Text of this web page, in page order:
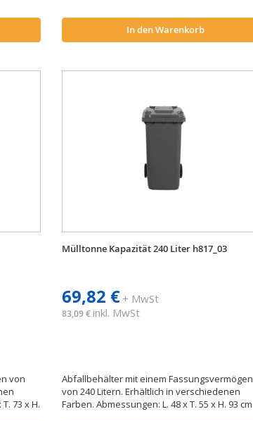
In den Warenkorb
von
73 x H.
Mülltonne Kapazität 240 Liter h817_03
69,82 €+ MwSt
83,09 € inkl. MwSt
Abfallbehälter mit einem Fassungsvermögen
von 240 Litern. Erhältlich in verschiedenen
Farben. Abmessungen: L. 48 x T. 55 x H. 93 cm